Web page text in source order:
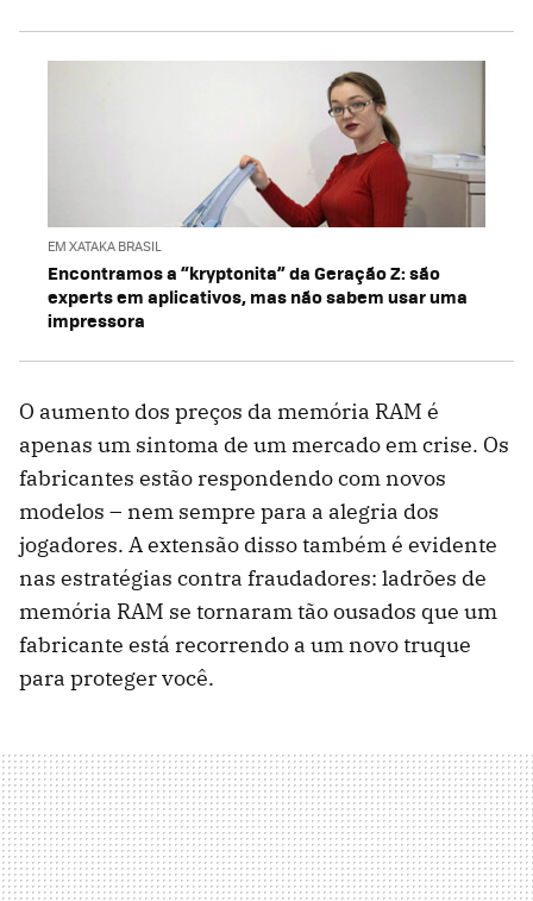
EM XATAKA BRASIL
Encontramos a “kryptonita” da Geração Z: são
experts em aplicativos, mas não sabem usar uma
impressora
O aumento dos preços da memória RAM é
apenas um sintoma de um mercado em crise. Os
fabricantes estão respondendo com novos
modelos – nem sempre para a alegria dos
jogadores. A extensão disso também é evidente
nas estratégias contra fraudadores: ladrões de
memória RAM se tornaram tão ousados ​​que um
fabricante está recorrendo a um novo truque
para proteger você.